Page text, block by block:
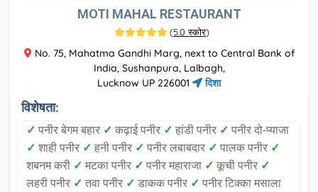
MOTI MAHAL RESTAURANT
(5.0 स्कोर)
No. 75, Mahatma Gandhi Marg, next to Central Bank of
India, Sushanpura, Lalbagh,
Lucknow UP 226001
दिशा
विशेषता:
✓ पनीर बेगम बहार ✓ कढ़ाई पनीर ✓ हांडी पनीर ✓ पनीर दो-प्याजा
✓ शाही पनीर ✓ हनी पनीर ✓ पनीर लबाबदार ✓ पालक पनीर ✓
शबनम करी ✓ मटका पनीर ✓ पनीर महाराजा ✓ कूची पनीर ✓
लहरी पनीर ✓ तवा पनीर ✓ डाकक पनीर ✓ पनीर टिक्का मसाला